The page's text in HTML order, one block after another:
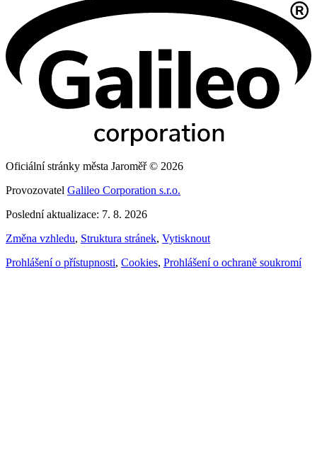
Oficiální stránky města Jaroměř © 2026
Provozovatel Galileo Corporation s.r.o.
Poslední aktualizace: 7. 8. 2026
Změna vzhledu, Struktura stránek, Vytisknout
Prohlášení o přístupnosti, Cookies, Prohlášení o ochraně soukromí